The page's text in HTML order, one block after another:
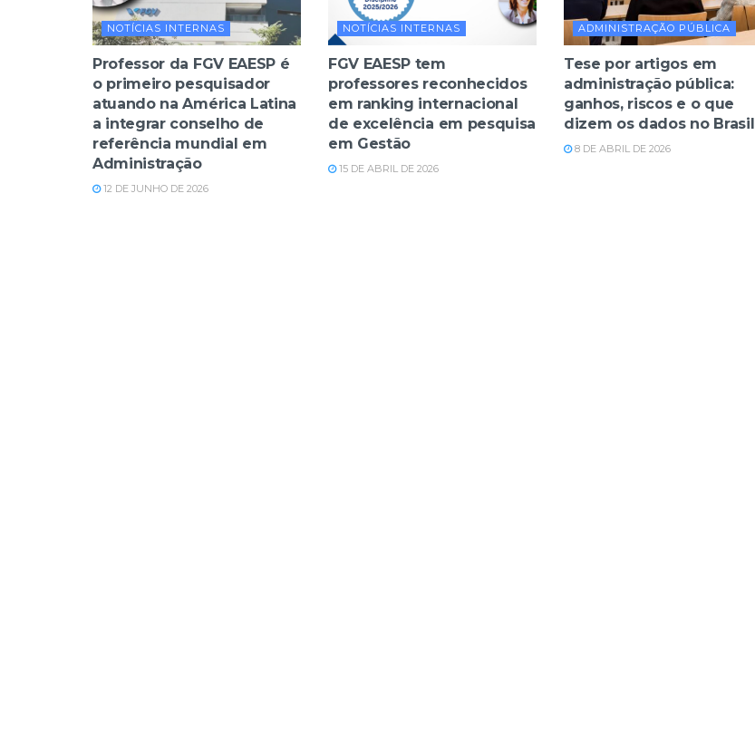
NOTÍCIAS INTERNAS
Professor da FGV EAESP é
o primeiro pesquisador
atuando na América Latina
a integrar conselho de
referência mundial em
Administração
12 DE JUNHO DE 2026
NOTÍCIAS INTERNAS
FGV EAESP tem
professores reconhecidos
em ranking internacional
de excelência em pesquisa
em Gestão
15 DE ABRIL DE 2026
ADMINISTRAÇÃO PÚBLICA
Tese por artigos em
administração pública:
ganhos, riscos e o que
dizem os dados no Brasil
8 DE ABRIL DE 2026